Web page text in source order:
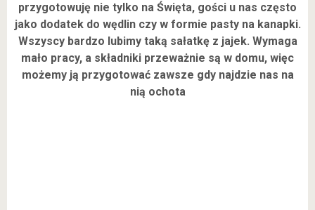
przygotowuję nie tylko na Święta, gości u nas często
jako dodatek do wędlin czy w formie pasty na kanapki.
Wszyscy bardzo lubimy taką sałatkę z jajek. Wymaga
mało pracy, a składniki przeważnie są w domu, więc
możemy ją przygotować zawsze gdy najdzie nas na
nią ochota